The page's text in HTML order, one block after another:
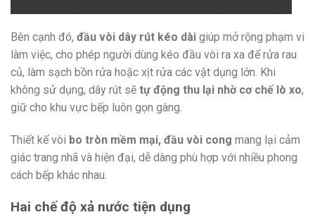
Bên cạnh đó, đầu vòi dây rút kéo dài giúp mở rộng phạm vi
làm việc, cho phép người dùng kéo đầu vòi ra xa để rửa rau
củ, làm sạch bồn rửa hoặc xịt rửa các vật dụng lớn. Khi
không sử dụng, dây rút sẽ tự động thu lại nhờ cơ chế lò xo,
giữ cho khu vực bếp luôn gọn gàng.
Thiết kế vòi bo tròn mềm mại, đầu vòi cong mang lại cảm
giác trang nhã và hiện đại, dễ dàng phù hợp với nhiều phong
cách bếp khác nhau.
Hai chế độ xả nước tiện dụng